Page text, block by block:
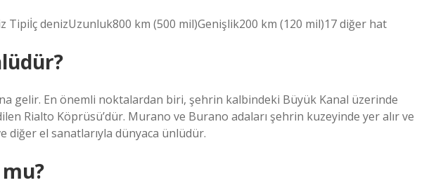
denizUzunluk800 km (500 mil)Genişlik200 km (120 mil)17 diğer hat
gelir. En önemli noktalardan biri, şehrin kalbindeki Büyük Kanal üzerinde
Rialto Köprüsü’dür. Murano ve Burano adaları şehrin kuzeyinde yer alır ve
diğer el sanatlarıyla dünyaca ünlüdür.